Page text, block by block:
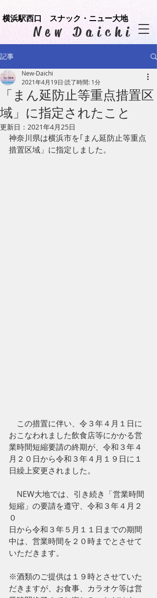
​New Daichi
横浜駅西口 スナック・ニュー大地
記事
「まん延防止等重点措置区
域」に指定されたこと
New-Daichi
2021年4月19日 読了時間: 1分
更新日： 2021年4月25日
神奈川県は横浜市を｢まん延防止等重点
措置区域」に指定しました。
この措置に伴い、令３年４月１日に
おこなわれました飲食店等にかかる営
業時間短縮要請の終期が、令和３年４
月２０日から令和３年４月１９日に１
日繰上変更されました。
NEW大地では、引き続き「営業時間
短縮」の要請を遵守、令和３年４月２
０
日から令和３年５月１１日までの期間
中は、営業時間を２０時までとさせて
いただきます。
※酒類のご提供は１９時とさせていた
だきますが、お食事、カラオケ等は営